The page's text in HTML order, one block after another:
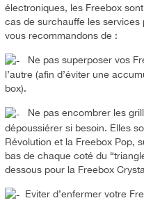
électroniques, les Freebox
cas de surchauffe les services
vous recommandons de :
Ne pas superposer vos
l’autre (afin d’éviter une
box).
Ne pas encombrer les
dépoussiérer si besoin. Elles
Révolution et la Freebox Pop,
bas de chaque coté du
dessous pour la Freebox
Eviter d’enfermer votre